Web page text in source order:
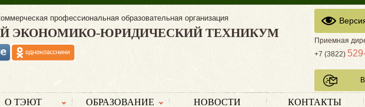
профессиональная образовательная организация
ЭКОНОМИКО-ЮРИДИЧЕСКИЙ ТЕХНИКУМ
Приемная
+7 (3822)
О ТЭЮТ ОБРАЗОВАНИЕ НОВОСТИ КОНТАКТЫ